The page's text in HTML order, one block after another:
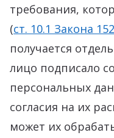
требования,
(ст. 10.1 Закона
получается
лицо подписало
персональных
согласия на их
может их